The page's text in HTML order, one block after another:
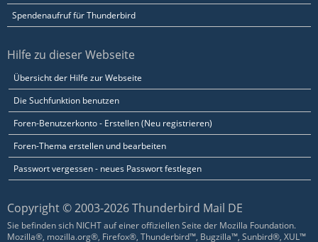
Spendenaufruf für Thunderbird
Hilfe zu dieser Webseite
Übersicht der Hilfe zur Webseite
Die Suchfunktion benutzen
Foren-Benutzerkonto - Erstellen (Neu registrieren)
Foren-Thema erstellen und bearbeiten
Passwort vergessen - neues Passwort festlegen
Copyright © 2003-2026 Thunderbird Mail DE
Sie befinden sich NICHT auf einer offiziellen Seite der Mozilla Foundation.
Mozilla®, mozilla.org®, Firefox®, Thunderbird™, Bugzilla™, Sunbird®, XUL™